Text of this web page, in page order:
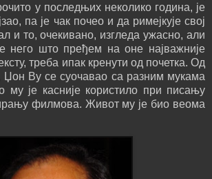
у последњих неколико година, је
па је чак почео и да римејкује свој
и то, очекивано, изгледа ужасно, али
него што пређем на оне најважније
треба ипак кренути од почетка. Од
Џон Ву се суочавао са разним мукама
је касније користило при писању
филмова. Живот му је био веома